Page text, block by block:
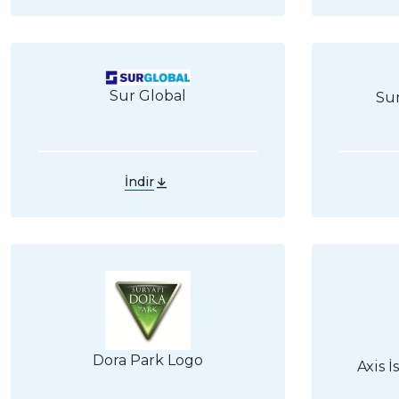
Sur Global
İndir
Dora Park Logo Axis